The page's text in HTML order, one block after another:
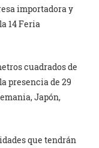
importadora y
14 Feria
cuadrados de
presencia de 29
Japón,
que tendrán